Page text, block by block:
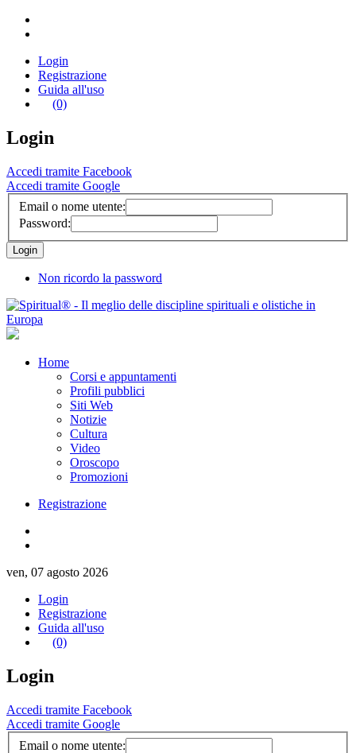
Login
Registrazione
Guida all'uso
(0)
Login
Accedi tramite Facebook
Accedi tramite Google
Email o nome utente:
Password:
Non ricordo la password
Home
Corsi e appuntamenti
Profili pubblici
Siti Web
Notizie
Cultura
Video
Oroscopo
Promozioni
Registrazione
ven, 07 agosto 2026
Login
Registrazione
Guida all'uso
(0)
Login
Accedi tramite Facebook
Accedi tramite Google
Email o nome utente: